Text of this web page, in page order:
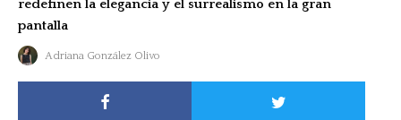
redefinen la elegancia y el surrealismo en la gran
pantalla
Adriana González Olivo